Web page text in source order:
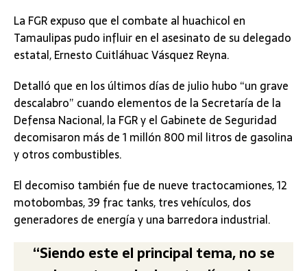
La FGR expuso que el combate al huachicol en
Tamaulipas pudo influir en el asesinato de su delegado
estatal, Ernesto Cuitláhuac Vásquez Reyna.
Detalló que en los últimos días de julio hubo “un grave
descalabro” cuando elementos de la Secretaría de la
Defensa Nacional, la FGR y el Gabinete de Seguridad
decomisaron más de 1 millón 800 mil litros de gasolina
y otros combustibles.
El decomiso también fue de nueve tractocamiones, 12
motobombas, 39 frac tanks, tres vehículos, dos
generadores de energía y una barredora industrial.
“Siendo este el principal tema, no se